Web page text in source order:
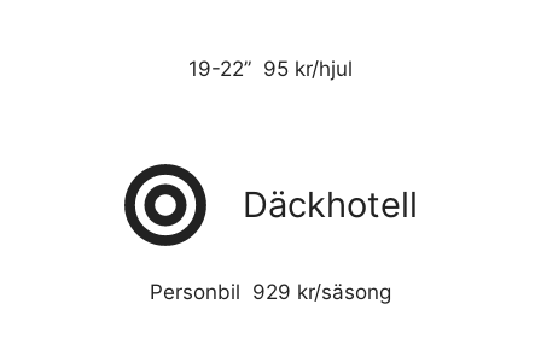
19-22” 95 kr/hjul
Däckhotell
Personbil 929 kr/säsong